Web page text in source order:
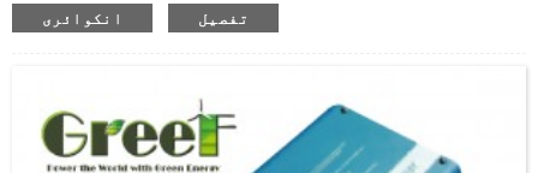
انکوائری تفصیل